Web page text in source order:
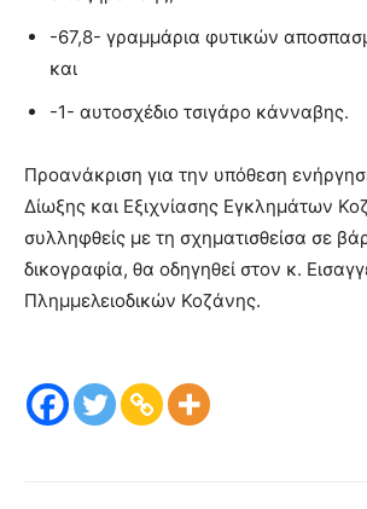
-67,8- γραμμάρια φυτικών
και
-1- αυτοσχέδιο τσιγάρο κάνναβης.
Προανάκριση για την υπόθεση
Δίωξης και Εξιχνίασης Εγκλημάτων
συλληφθείς με τη σχηματισθείσα σε
δικογραφία, θα οδηγηθεί στον κ.
Πλημμελειοδικών Κοζάνης.